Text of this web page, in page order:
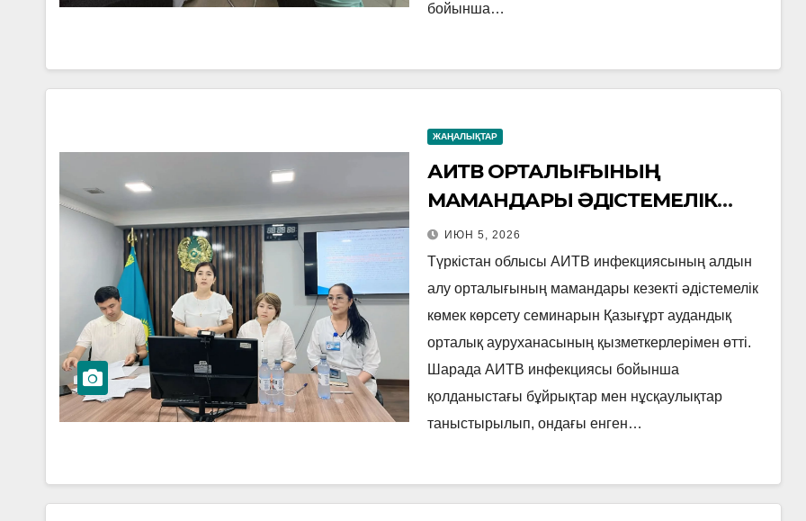
бойынша…
ЖАҢАЛЫҚТАР
АИТВ ОРТАЛЫҒЫНЫҢ
МАМАНДАРЫ ӘДІСТЕМЕЛІК
КӨМЕК КӨРСЕТУДІ
ЖАЛҒАСТЫРУДА
ИЮН 5, 2026
Түркістан облысы АИТВ инфекциясының алдын
алу орталығының мамандары кезекті әдістемелік
көмек көрсету семинарын Қазығұрт аудандық
орталық ауруханасының қызметкерлерімен өтті.
Шарада АИТВ инфекциясы бойынша
қолданыстағы бұйрықтар мен нұсқаулықтар
таныстырылып, ондағы енген…